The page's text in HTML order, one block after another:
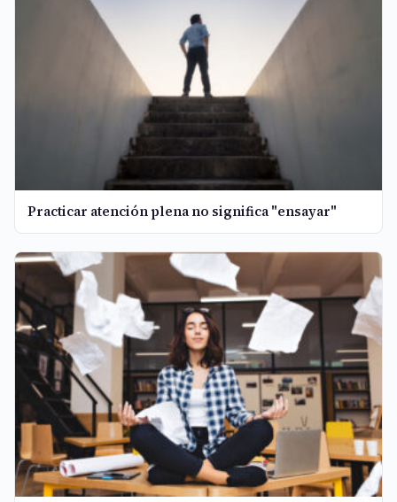
Practicar atención plena no significa "ensayar"